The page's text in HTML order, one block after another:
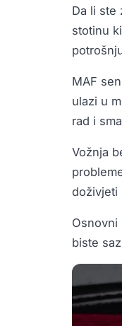
Da li ste
stotinu
MAF
ulazi u
rad i
Vožnja
doživjeti
Osnovni
biste